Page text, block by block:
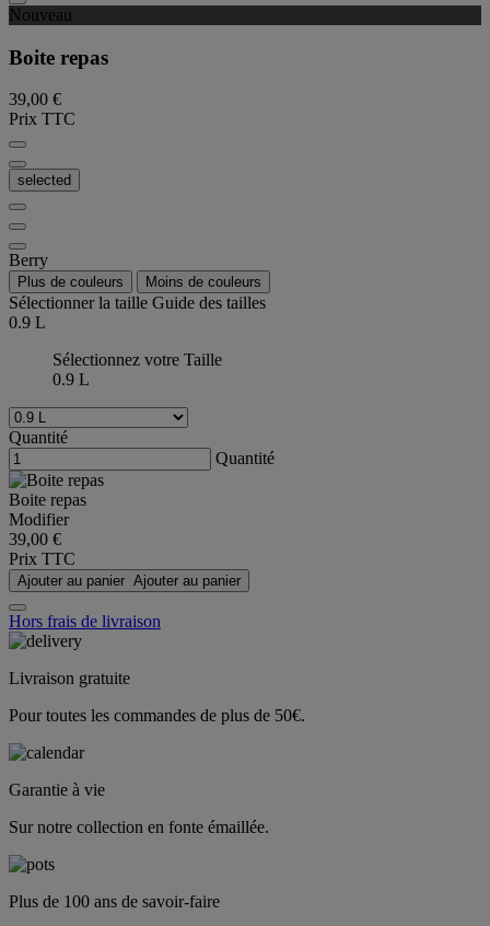
Nouveau
Boite repas
39,00 €
Prix TTC
selected
Berry
Plus de couleurs Moins de couleurs
Sélectionner la taille Guide des tailles
0.9 L
Sélectionnez votre Taille
0.9 L
Quantité
Quantité
Boite repas
Modifier
39,00 €
Prix TTC
Ajouter au panier Ajouter au panier
Hors frais de livraison
Livraison gratuite
Pour toutes les commandes de plus de 50€.
Garantie à vie
Sur notre collection en fonte émaillée.
Plus de 100 ans de savoir-faire